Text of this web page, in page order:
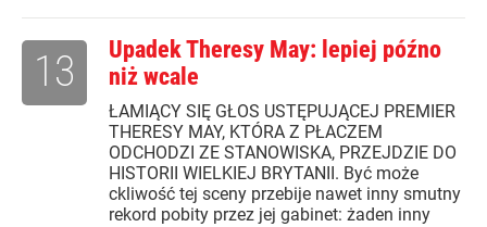
Upadek Theresy May: lepiej późno
niż wcale
ŁAMIĄCY SIĘ GŁOS USTĘPUJĄCEJ PREMIER
THERESY MAY, KTÓRA Z PŁACZEM
ODCHODZI ZE STANOWISKA, PRZEJDZIE DO
HISTORII WIELKIEJ BRYTANII. Być może
ckliwość tej sceny przebije nawet inny smutny
rekord pobity przez jej gabinet: żaden inny
13